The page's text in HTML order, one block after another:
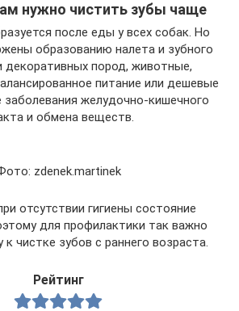
нужно чистить зубы чаще
после еды у всех собак. Но
образованию налета и зубного
декоративных пород, животные,
питание или дешевые
желудочно-кишечного
и обмена веществ.
zdenek.martinek
отсутствии гигиены состояние
для профилактики так важно
к чистке зубов с раннего возраста.
Рейтинг